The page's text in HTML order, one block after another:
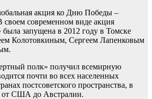
акция ко Дню Победы –
современном виде акция
запущена в 2012 году в Томске
Колотовкиным, Сергеем Лапенковым
полк» получил всемирную
почти во всех населенных
постсоветского пространства, в
от США до Австралии.